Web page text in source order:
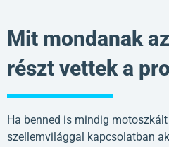
Mit mondanak
részt vettek a
Ha benned is mindig
szellemvilággal kapcsolatban